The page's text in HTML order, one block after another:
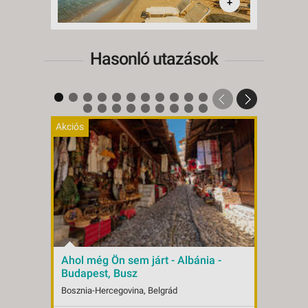
+
Hasonló utazások
Akciós
Ahol még Ön sem járt - Albánia -
Budapest, Busz
Bosznia-Hercegovina, Belgrád